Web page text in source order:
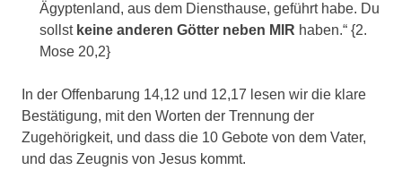
Ägyptenland, aus dem Diensthause, geführt habe. Du
sollst keine anderen Götter neben MIR haben.“ {2.
Mose 20,2}
In der Offenbarung 14,12 und 12,17 lesen wir die klare
Bestätigung, mit den Worten der Trennung der
Zugehörigkeit, und dass die 10 Gebote von dem Vater,
und das Zeugnis von Jesus kommt.